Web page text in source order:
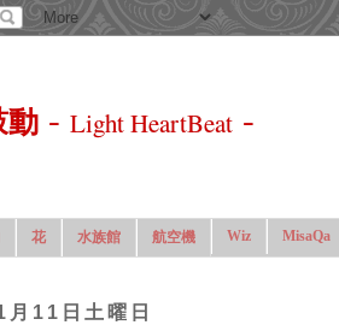
- Light HeartBeat -
花 水族館 航空機 Wiz MisaQa
11日土曜日